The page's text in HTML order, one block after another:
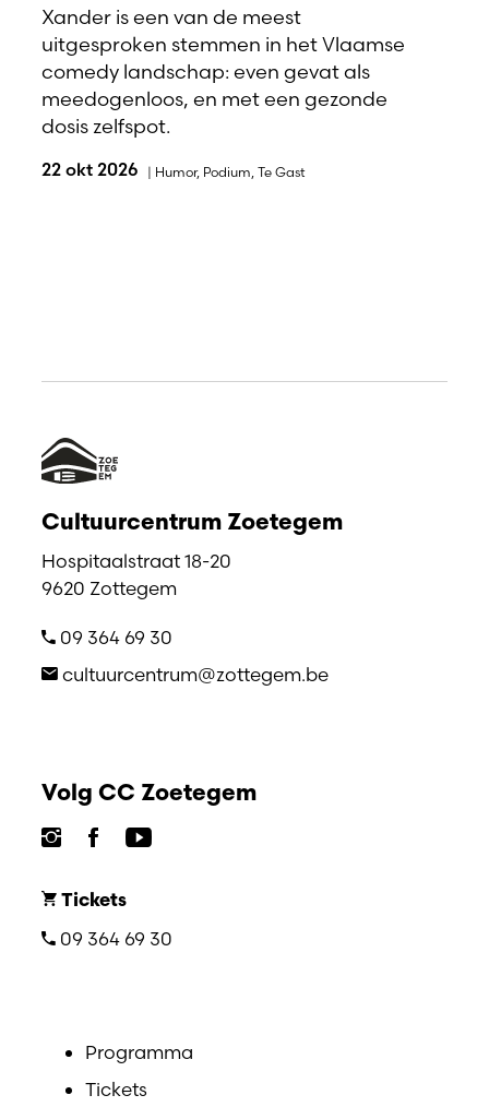
Xander is een van de meest
uitgesproken stemmen in het Vlaamse
comedy landschap: even gevat als
meedogenloos, en met een gezonde
dosis zelfspot.
22 okt 2026 | Humor, Podium Te Gast
Cultuurcentrum Zoetegem
Hospitaalstraat 18-20
9620 Zottegem
09 364 69 30
cultuurcentrum@zottegem.be
Volg CC Zoetegem
Tickets
09 364 69 30
Programma
Tickets